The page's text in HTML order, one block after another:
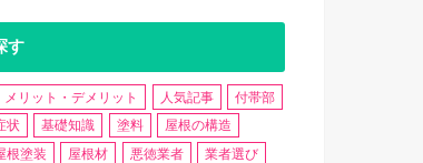
す
メリット・デメリット 人気記事
付帯部
状 基礎知識 塗料
屋根の構造
根塗装 屋根材 悪徳業者
業者選び